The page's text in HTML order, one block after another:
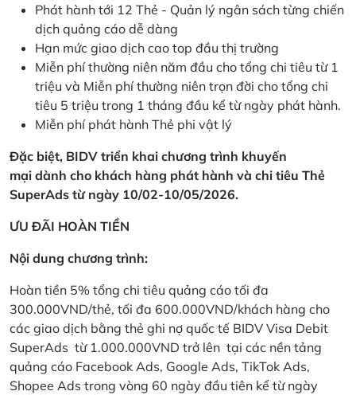
Phát hành tới 12 Thẻ - Quản lý ngân sách từng chiến
dịch quảng cáo dễ dàng
Hạn mức giao dịch cao top đầu thị trường
Miễn phí thường niên năm đầu cho tổng chi tiêu từ 1
triệu và Miễn phí thường niên trọn đời cho tổng chi
tiêu 5 triệu trong 1 tháng đầu kể từ ngày phát hành.
Miễn phí phát hành Thẻ phi vật lý
Đặc biệt, BIDV triển khai chương trình khuyến
mại dành cho khách hàng phát hành và chi tiêu Thẻ
SuperAds từ ngày 10/02-10/05/2026.
ƯU ĐÃI HOÀN TIỀN
Nội dung chương trình:
Hoàn tiền 5% tổng chi tiêu quảng cáo tối đa
300.000VND/thẻ, tối đa 600.000VND/khách hàng cho
các giao dịch bằng thẻ ghi nợ quốc tế BIDV Visa Debit
SuperAds từ 1.000.000VND trở lên tại các nền tảng
quảng cáo Facebook Ads, Google Ads, TikTok Ads,
Shopee Ads trong vòng 60 ngày đầu tiên kể từ ngày